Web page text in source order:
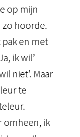
op mijn
hoorde.
pak en met
ik wil’
niet’. Maar
te
omheen, ik